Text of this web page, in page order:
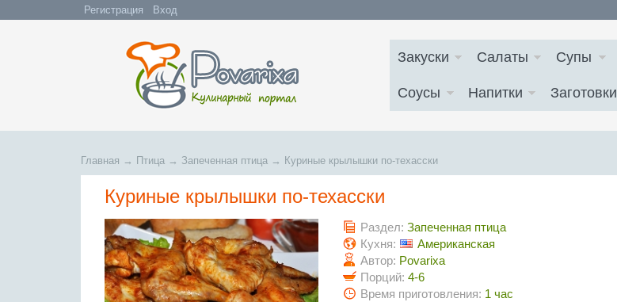
Регистрация Вход
Закуски Салаты Супы
Соусы Напитки Заготовки
Главная → Птица → Запеченная птица → Куриные крылышки по-техасски
Куриные крылышки по-техасски
Раздел: Запеченная птица
Кухня:
Американская
Автор: Povarixa
Порций: 4-6
Время приготовления: 1 час